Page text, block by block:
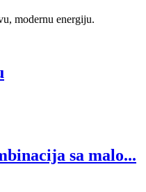
modernu energiju.
sa malo...